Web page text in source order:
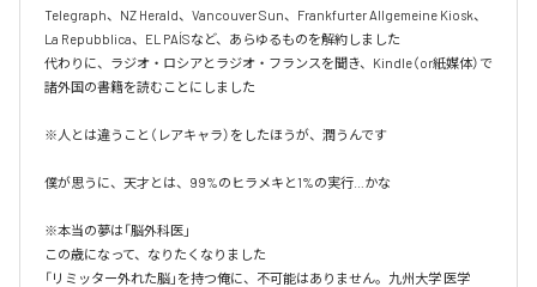
Telegraph、NZ Herald、Vancouver Sun、Frankfurter Allgemeine Kiosk、
La Repubblica、EL PAÍSなど、あらゆるものを解約しました
代わりに、ラジオ・ロシアとラジオ・フランスを聞き、Kindle（or紙媒体）で
諸外国の書籍を読むことにしました
※人とは違うこと（レアキャラ）をしたほうが、潤うんです
僕が思うに、天才とは、99%のヒラメキと1%の実行…かな
※本当の夢は「脳外科医」
この歳になって、なりたくなりました
「リミッター外れた脳」を持つ俺に、不可能はありません。九州大学 医学